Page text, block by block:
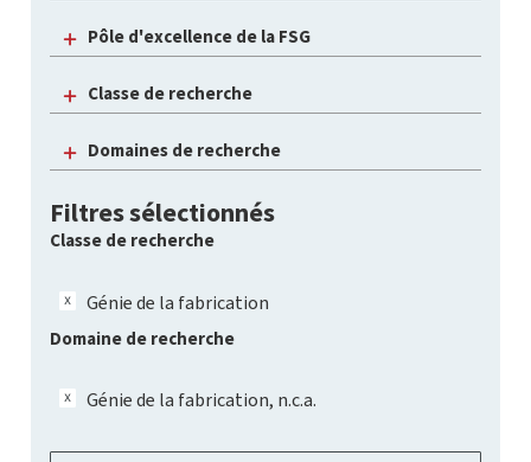
Pôle d'excellence de la FSG
Classe de recherche
Domaines de recherche
Filtres sélectionnés
Classe de recherche
Génie de la fabrication
Domaine de recherche
Génie de la fabrication, n.c.a.